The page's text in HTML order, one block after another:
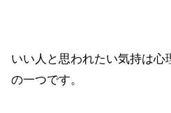
いい人と思われたい気持は心
の一つです。